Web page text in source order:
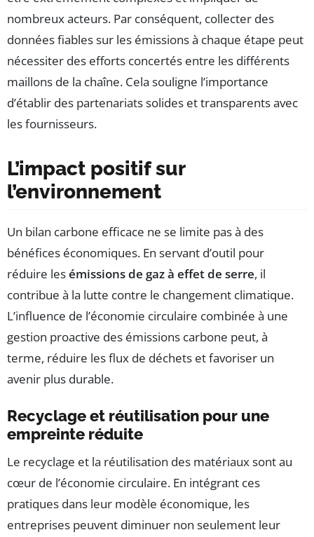
nombreux acteurs. Par conséquent, collecter des
données fiables sur les émissions à chaque étape peut
nécessiter des efforts concertés entre les différents
maillons de la chaîne. Cela souligne l’importance
d’établir des partenariats solides et transparents avec
les fournisseurs.
L’impact positif sur
l’environnement
Un bilan carbone efficace ne se limite pas à des
bénéfices économiques. En servant d’outil pour
réduire lesémissions de gaz à effet de serre, il
contribue à la lutte contre le changement climatique.
L’influence de l’économie circulaire combinée à une
gestion proactive des émissions carbone peut, à
terme, réduire les flux de déchets et favoriser un
avenir plus durable.
Recyclage et réutilisation pour une
empreinte réduite
Le recyclage et la réutilisation des matériaux sont au
cœur de l’économie circulaire. En intégrant ces
pratiques dans leur modèle économique, les
entreprises peuvent diminuer non seulement leur